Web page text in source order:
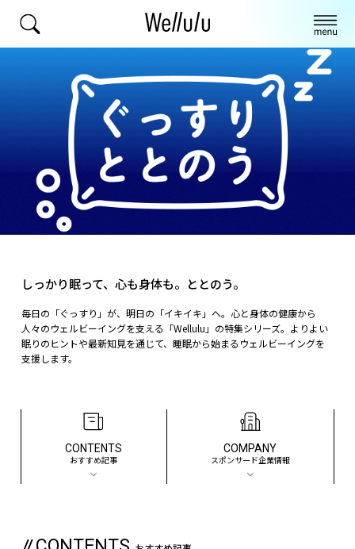
しっかり眠って、心も身体も。ととのう。
毎日の「ぐっすり」が、明日の「イキイキ」へ。心と身体の健康から
人々のウェルビーイングを支える「Wellulu」の特集シリーズ。よりよい
眠りのヒントや最新知見を通じて、睡眠から始まるウェルビーイングを
支援します。
CONTENTS
おすすめ記事
COMPANY
スポンサード企業情報